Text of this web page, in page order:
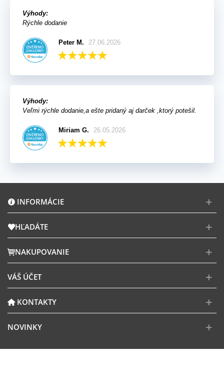
Výhody:
Rýchle dodanie
Peter M. 27.06.2026
Výhody:
Veľmi rýchle dodanie,a ešte pridaný aj darček ,ktorý potešil.
Miriam G. 26.05.2026
INFORMÁCIE
HĽADÁTE
NAKUPOVANIE
VÁŠ ÚČET
KONTAKTY
NOVINKY